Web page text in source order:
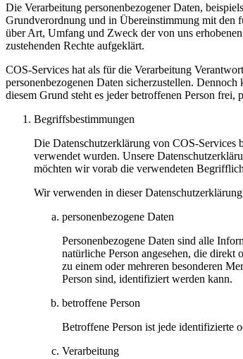
Die Verarbeitung personenbezogener Daten,
Grundverordnung und in Übereinstimmung mit den
über Art, Umfang und Zweck der von uns
zustehenden Rechte aufgeklärt.
COS-Services hat als für die Verarbeitung
personenbezogenen Daten sicherzustellen.
diesem Grund steht es jeder betroffenen Person frei,
Begriffsbestimmungen
Die Datenschutzerklärung von COS-
verwendet wurden. Unsere
möchten wir vorab die verwendeten
Wir verwenden in dieser
personenbezogene Daten
Personenbezogene Daten sind alle
natürliche Person angesehen, die
zu einem oder mehreren besonderen
Person sind, identifiziert werden kann.
betroffene Person
Betroffene Person ist jede identifizierte
Verarbeitung